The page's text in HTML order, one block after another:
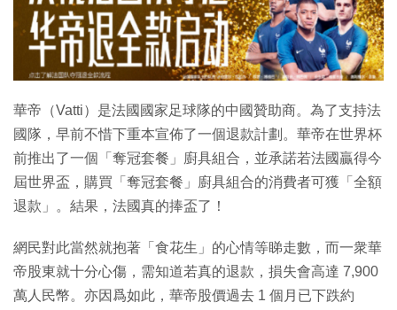
華帝（Vatti）是法國國家足球隊的中國贊助商。為了支持法
國隊，早前不惜下重本宣佈了一個退款計劃。華帝在世界杯
前推出了一個「奪冠套餐」廚具組合，並承諾若法國贏得今
屆世界盃，購買「奪冠套餐」廚具組合的消費者可獲「全額
退款」。結果，法國真的捧盃了！
網民對此當然就抱著「食花生」的心情等睇走數，而一衆華
帝股東就十分心傷，需知道若真的退款，損失會高達 7,900
萬人民幣。亦因爲如此，華帝股價過去 1 個月已下跌約